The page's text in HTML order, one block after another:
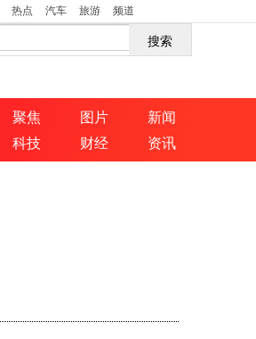
热点 汽车 旅游 频道
搜索
聚焦 图片
新闻
科技 财经 资讯